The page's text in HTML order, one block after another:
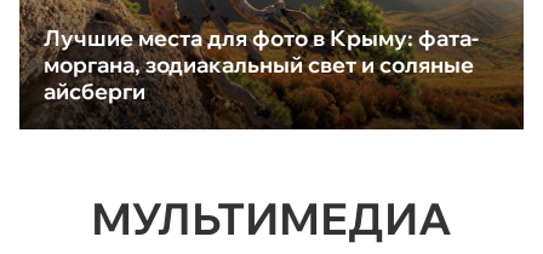
Лучшие места для фото в Крыму: фата-
моргана, зодиакальный свет и соляные
айсберги
МУЛЬТИМЕДИА